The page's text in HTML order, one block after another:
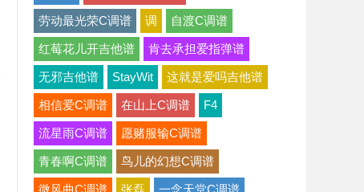
劳动最光荣C调谱 调 自渡C调谱
红莓花儿开吉他谱 肯去承担爱指弹谱
无邪吉他谱 StayWit 这就是爱吗吉他谱
相信爱C调谱 在山上C调谱 F4
流星雨C调谱 愿赌服输C调谱
青春啊C调谱 鸟儿的幻想C调谱
微风曲C调谱 张磊 一念天堂C调谱